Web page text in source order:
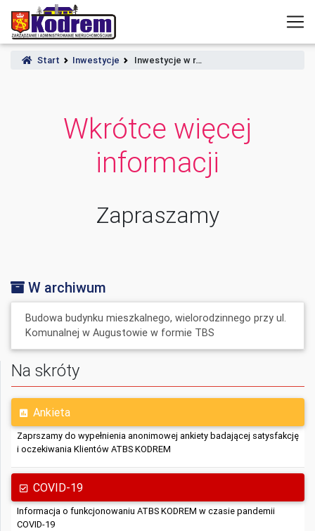
Start Inwestycje Inwestycje w r…
Wkrótce więcej
informacji
Zapraszamy
W archiwum
Budowa budynku mieszkalnego, wielorodzinnego przy ul.
Komunalnej w Augustowie w formie TBS
Na skróty
Ankieta
Zaprszamy do wypełnienia anonimowej ankiety badającej satysfakcję
i oczekiwania Klientów ATBS KODREM
COVID-19
Informacja o funkcjonowaniu ATBS KODREM w czasie pandemii
COVID-19